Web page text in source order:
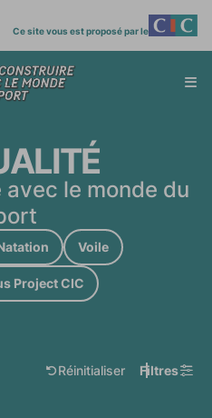
Ce site vous est proposé par le
menu
le monde du
Voile
Project CIC
resetRéinitialiser
les filtres Filtresfilters